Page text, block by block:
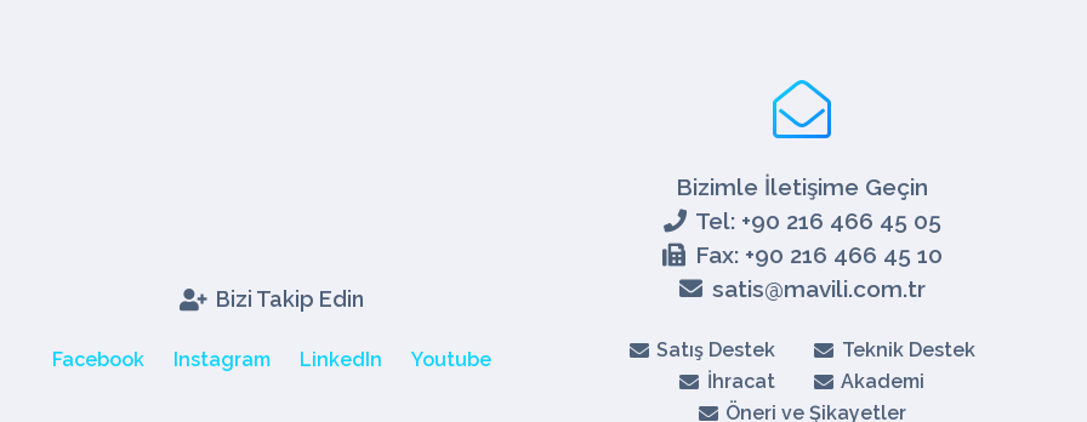
Bizi Takip Edin
Facebook Instagram LinkedIn Youtube
Bizimle İletişime Geçin
Tel: +90 216 466 45 05
Fax: +90 216 466 45 10
satis@mavili.com.tr
Satış Destek
Teknik Destek
İhracat
Akademi
Öneri ve Şikayetler